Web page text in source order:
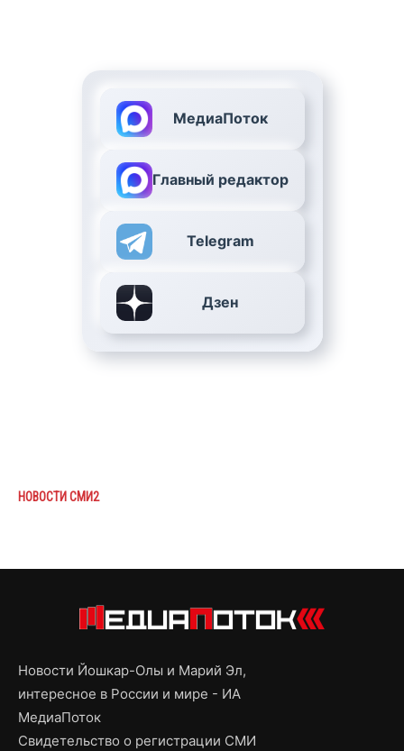
МедиаПоток
Главный редактор
Telegram
Дзен
НОВОСТИ СМИ2
Новости Йошкар-Олы и Марий Эл,
интересное в России и мире - ИА
МедиаПоток
Свидетельство о регистрации СМИ